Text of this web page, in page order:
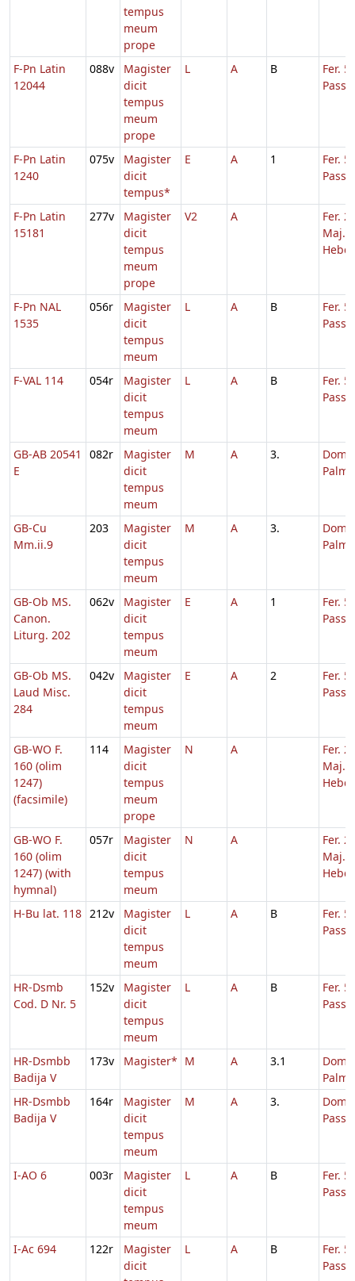
tempus
meum
prope
F-Pn Latin
12044
088v
Magister
dicit
tempus
meum
prope
L A B
Fer. 5
F-Pn Latin
1240
075v
Magister
dicit
tempus*
E A 1
Fer. 5
F-Pn Latin
15181
277v
Magister
dicit
tempus
meum
prope
V2 A
Fer. 2
Maj.
Hebd.
F-Pn NAL
1535
056r
Magister
dicit
tempus
meum
L A B
Fer. 5
F-VAL 114 054r
Magister
dicit
tempus
meum
L A B
Fer. 5
GB-AB 20541
E
082r
Magister
dicit
tempus
meum
M A 3.
Dom.
GB-Cu
Mm.ii.9
203
Magister
dicit
tempus
meum
M A 3.
Dom.
GB-Ob MS.
Canon.
Liturg. 202
062v
Magister
dicit
tempus
meum
E A 1
Fer. 5
GB-Ob MS.
Laud Misc.
284
042v
Magister
dicit
tempus
meum
E A 2
Fer. 5
GB-WO F.
160 (olim
1247)
(facsimile)
114
Magister
dicit
tempus
meum
prope
N A
Fer. 2
Maj.
Hebd.
GB-WO F.
160 (olim
1247) (with
hymnal)
057r
Magister
dicit
tempus
meum
N A
Fer. 2
Maj.
Hebd.
H-Bu lat. 118 212v
Magister
dicit
tempus
meum
L A B
Fer. 5
HR-Dsmb
Cod. D Nr. 5
152v
Magister
dicit
tempus
meum
L A B
Fer. 5
HR-Dsmbb
Badija V
173v Magister* M A 3.1
Dom.
HR-Dsmbb
Badija V
164r
Magister
dicit
tempus
meum
M A 3.
Dom.
I-AO 6 003r
Magister
dicit
tempus
meum
L A B
Fer. 5
I-Ac 694 122r
Magister
dicit
L A B
Fer. 5